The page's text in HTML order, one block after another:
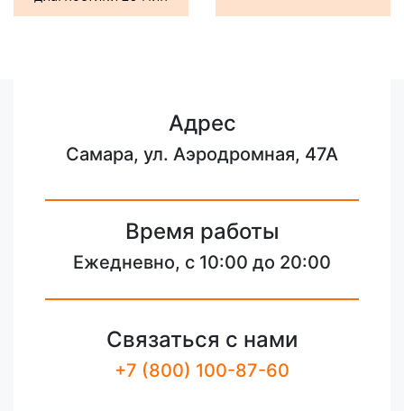
Адрес
Самара, ул. Аэродромная, 47А
Время работы
Ежедневно, с 10:00 до 20:00
Связаться с нами
+7 (800) 100-87-60